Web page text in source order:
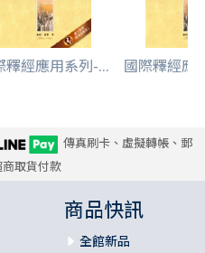
釋經應用系列-... 國際釋經應
傳真刷卡、虛擬轉帳、郵
取貨付款
商品快訊
全館新品